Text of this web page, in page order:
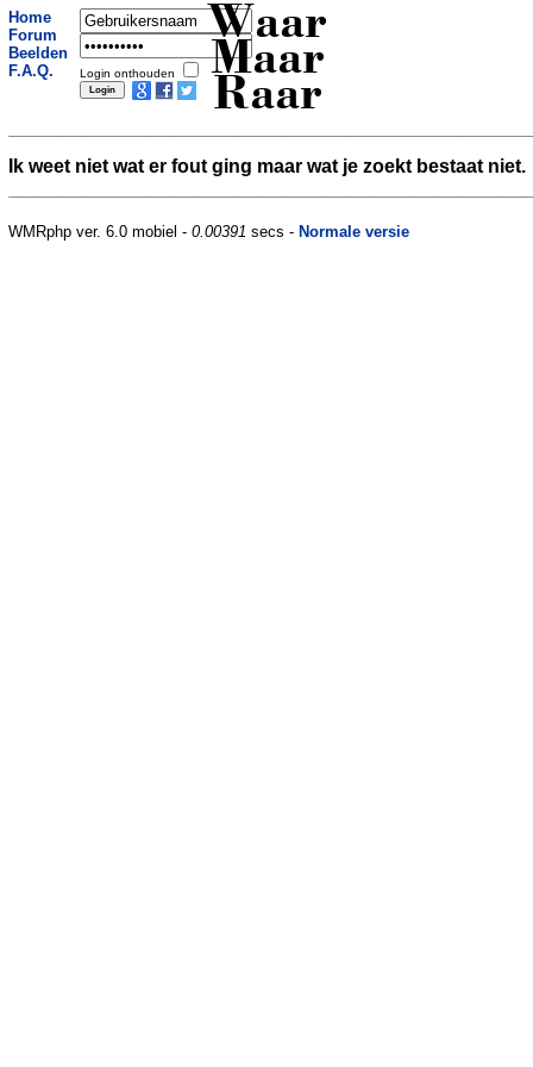
Home
Forum
Beelden
F.A.Q.
Login onthouden
Waar
Maar
Raar
Ik weet niet wat er fout ging maar wat je zoekt bestaat niet.
WMRphp ver. 6.0 mobiel - 0.00391 secs - Normale versie